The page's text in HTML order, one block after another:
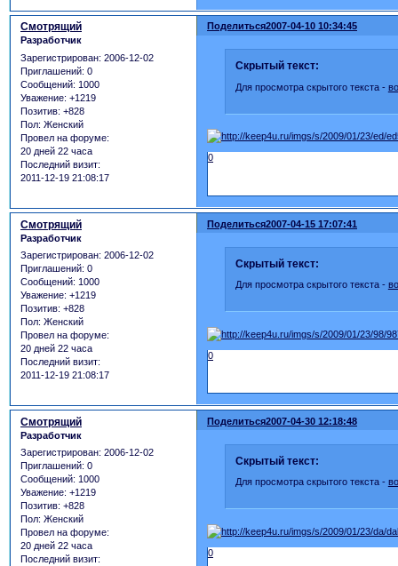
Поделиться2007-04-10 10:34:45
Смотрящий
Разработчик
Зарегистрирован: 2006-12-02
Приглашений: 0
Сообщений: 1000
Уважение: +1219
Позитив: +828
Пол: Женский
Провел на форуме:
20 дней 22 часа
Последний визит:
2011-12-19 21:08:17
Скрытый текст:
Для просмотра скрытого текста -
0
Поделиться2007-04-15 17:07:41
Смотрящий
Разработчик
Зарегистрирован: 2006-12-02
Приглашений: 0
Сообщений: 1000
Уважение: +1219
Позитив: +828
Пол: Женский
Провел на форуме:
20 дней 22 часа
Последний визит:
2011-12-19 21:08:17
Скрытый текст:
Для просмотра скрытого текста -
0
Поделиться2007-04-30 12:18:48
Смотрящий
Разработчик
Зарегистрирован: 2006-12-02
Приглашений: 0
Сообщений: 1000
Уважение: +1219
Позитив: +828
Пол: Женский
Провел на форуме:
20 дней 22 часа
Последний визит:
Скрытый текст:
Для просмотра скрытого текста -
0